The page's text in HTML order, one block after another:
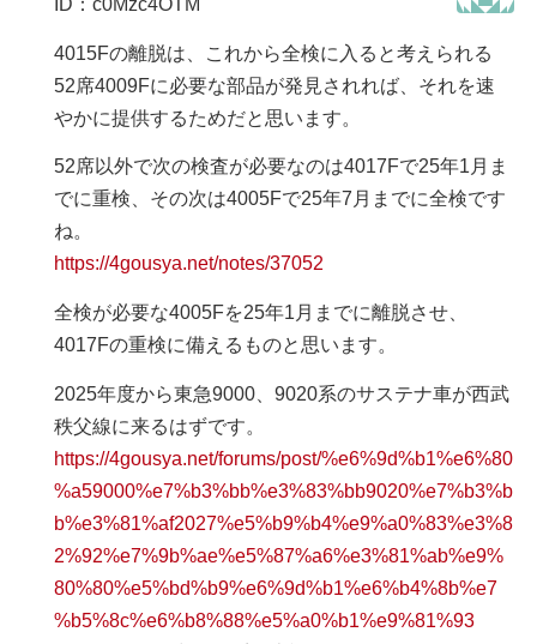
ID：c0Mzc4OTM
4015Fの離脱は、これから全検に入ると考えられる
52席4009Fに必要な部品が発見されれば、それを速
やかに提供するためだと思います。
52席以外で次の検査が必要なのは4017Fで25年1月ま
でに重検、その次は4005Fで25年7月までに全検です
ね。
https://4gousya.net/notes/37052
全検が必要な4005Fを25年1月までに離脱させ、
4017Fの重検に備えるものと思います。
2025年度から東急9000、9020系のサステナ車が西武
秩父線に来るはずです。
https://4gousya.net/forums/post/%e6%9d%b1%e6%80
%a59000%e7%b3%bb%e3%83%bb9020%e7%b3%b
b%e3%81%af2027%e5%b9%b4%e9%a0%83%e3%8
2%92%e7%9b%ae%e5%87%a6%e3%81%ab%e9%
80%80%e5%bd%b9%e6%9d%b1%e6%b4%8b%e7
%b5%8c%e6%b8%88%e5%a0%b1%e9%81%93